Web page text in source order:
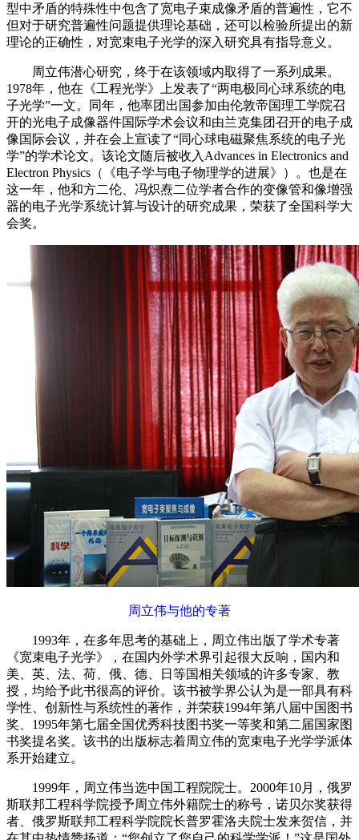
型中矛盾的特殊性中包含了宽电子束成像矛盾的普遍性，它不
但对于研究普遍性问题提供理论基础，还可以检验所提出的新
理论的正确性，对宽束电子光学的深入研究具有指导意义。
周立伟潜心研究，终于在该领域内取得了一系列成果。
1978年，他在《工程光学》上发表了“两电极同心球系统的电
子光学”一文。同年，他率团出国参加由伦敦帝国理工学院召
开的光电子成像器件国际学术会议和由兰克集团召开的电子成
像国际会议，并在会上宣读了“同心球电磁聚焦系统的电子光
学”的学术论文。该论文随后被收入Advances in Electronics and
Electron Physics（《电子学与电子物理学的进展》）。也是在
这一年，他和方二伦、冯炽焘二位学者合作的变像管和像增强
器的电子光学系统计算与设计的研究成果，荣获了全国科学大
会奖。
周立伟与他的专著
1993年，在多年思考的基础上，周立伟出版了学术专著
《宽束电子光学》，在国内外学术界引起很大反响，国内和
美、英、法、荷、俄、德、日等国相关领域的许多专家、教
授，均给予此书很高的评价。该书被学界公认为是一部具有科
学性、创新性与系统性的著作，并荣获1994年第八届中国图书
奖、1995年第七届全国优秀科技图书奖一等奖和第二届国家图
书奖提名奖。该书的出版标志着周立伟的宽束电子光学学派体
系开始建立。
1999年，周立伟当选中国工程院院士。2000年10月，俄罗
斯联邦工程科学院授予周立伟外籍院士的称号，诺贝尔奖获得
者、俄罗斯联邦工程科学院院长普罗霍洛夫院士发来贺信，并